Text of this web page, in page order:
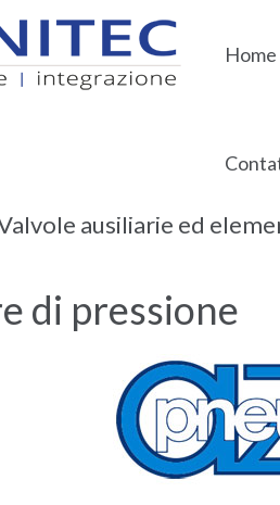
Home
ausiliarie ed
di pressione